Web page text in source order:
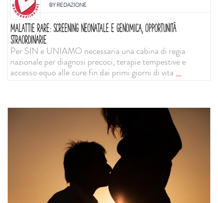
BYREDAZIONE
MALATTIE RARE: SCREENING NEONATALE E GENOMICA, OPPORTUNITÀ
STRAORDINARIE
Per SIN e UNIAMO necessaria una cabina di regia
nazionale per diagnosi precoci, terapie tempestive e
accesso equo alle cure fin dai primi giorni di vita ...